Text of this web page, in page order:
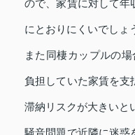
ので、家賃に対して年
にとおりにくいでしょ
また同棲カップルの
負担していた家賃を支
滞納リスクが大きいと